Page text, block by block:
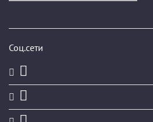
Соц.сети